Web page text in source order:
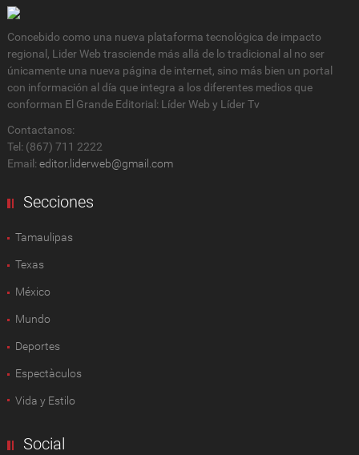
Concebido como una nueva plataforma tecnológica de impacto
regional, Lider Web trasciende más allá de lo tradicional al no ser
únicamente una nueva página de internet, sino más bien un portal
con información al día que integra a los diferentes medios que
conforman El Grande Editorial: Líder Web y Líder Tv
Contactanos:
Tel: (867) 711 2222
Email: editor.liderweb@gmail.com
Secciones
Tamaulipas
Texas
México
Mundo
Deportes
Espectàculos
Vida y Estilo
Social